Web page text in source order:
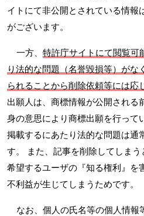
イトにて非公開とされている情報
がございます。
一方、 特許庁サイトにて閲覧可
り法的な問題（名誉毀損等）がな
られることから削除依頼等には応
出願人は、商標情報が公開される
身の意思により商標出願を行って
掲載するにあたり法的な問題は通
す。 また、記事を削除してしま
希望するユーザの『知る権利』を
不利益が生じてしまうためです。
なお、個人の氏名等の個人情報